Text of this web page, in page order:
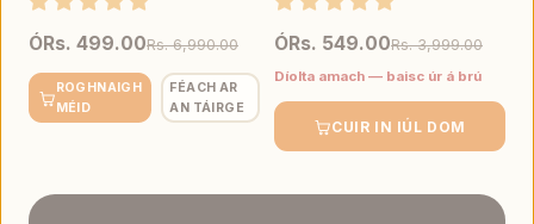
ÓRs. 499.00Rs. 6,990.00
ROGHNAIGH
MÉID
FÉACH AR
AN TÁIRGE
ÓRs. 549.00Rs. 3,999.00
Díolta amach — baisc úr á brú
CUIR IN IÚL DOM